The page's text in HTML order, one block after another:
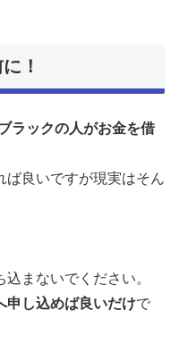
！
ラックの人がお金を借
ば良いですが現実はそん
まないでください。
申し込めば良いだけで